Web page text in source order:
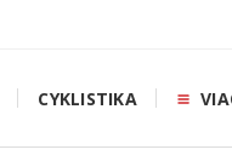
CYKLISTIKA